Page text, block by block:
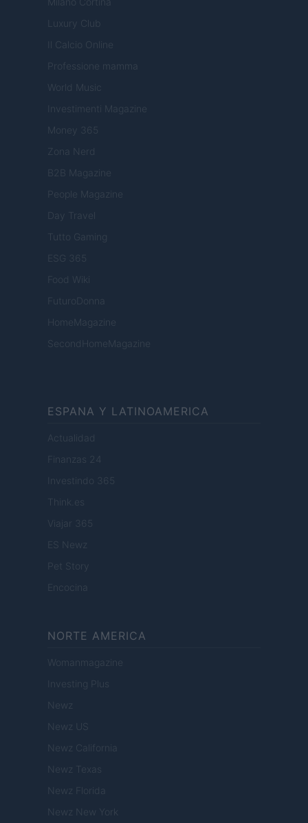
Luxury Club
Il Calcio Online
Professione mamma
World Music
Investimenti Magazine
Money 365
Zona Nerd
B2B Magazine
People Magazine
Day Travel
Tutto Gaming
ESG 365
Food Wiki
FuturoDonna
HomeMagazine
SecondHomeMagazine
ESPANA Y LATINOAMERICA
Actualidad
Finanzas 24
Investindo 365
Think.es
Viajar 365
ES Newz
Pet Story
Encocina
NORTE AMERICA
Womanmagazine
Investing Plus
Newz
Newz US
Newz California
Newz Texas
Newz Florida
Newz New York